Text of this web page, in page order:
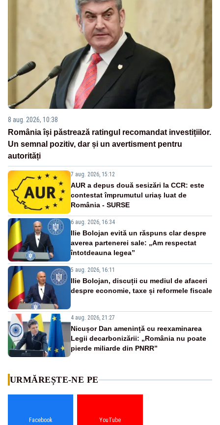
8 aug. 2026, 10:38
România își păstrează ratingul recomandat investițiilor.
Un semnal pozitiv, dar și un avertisment pentru
autorități
7 aug. 2026, 15:12
AUR a depus două sesizări la CCR: este
contestat împrumutul uriaș luat de
România - SURSE
6 aug. 2026, 16:34
Ilie Bolojan evită un răspuns clar despre
averea partenerei sale: „Am respectat
întotdeauna legea”
5 aug. 2026, 16:11
Ilie Bolojan, discuții cu mediul de afaceri
despre economie, taxe și reformele fiscale
4 aug. 2026, 21:27
Nicușor Dan amenință cu reexaminarea
Legii decarbonizării: „România nu poate
pierde miliarde din PNRR”
URMĂREȘTE-NE PE
Facebook YouTube